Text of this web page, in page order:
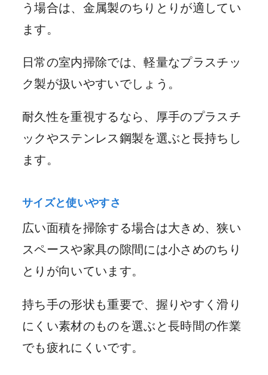
う場合は、金属製のちりとりが適してい
ます。
日常の室内掃除では、軽量なプラスチッ
ク製が扱いやすいでしょう。
耐久性を重視するなら、厚手のプラスチ
ックやステンレス鋼製を選ぶと長持ちし
ます。
サイズと使いやすさ
広い面積を掃除する場合は大きめ、狭い
スペースや家具の隙間には小さめのちり
とりが向いています。
持ち手の形状も重要で、握りやすく滑り
にくい素材のものを選ぶと長時間の作業
でも疲れにくいです。